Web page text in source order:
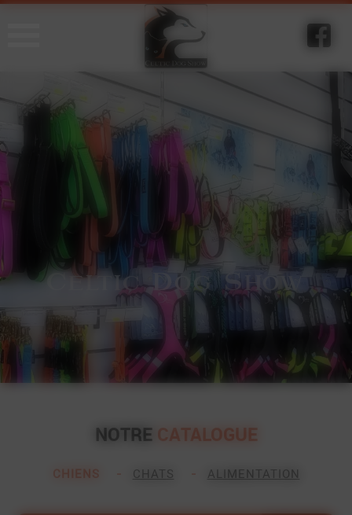
Panneau de gestion des cookies
C eltic Dog Show
NOTRE CATALOGUE
CHATS ALIMENTATION